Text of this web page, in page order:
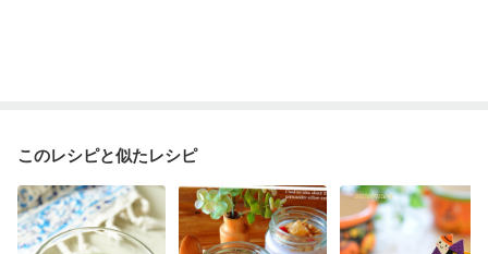
このレシピと似たレシピ